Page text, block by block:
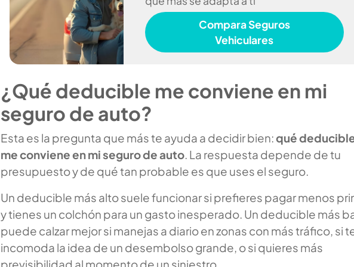
Compara Seguros
Vehiculares
¿Qué deducible me conviene en mi
seguro de auto?
Esta es la pregunta que más te ayuda a decidir bien:qué
me conviene en mi seguro de auto. La respuesta depende de tu
presupuesto y de qué tan probable es que uses el seguro.
Un deducible más alto suele funcionar si prefieres pagar menos
y tienes un colchón para un gasto inesperado. Un deducible más
puede calzar mejor si manejas a diario en zonas con más tráfico, si
incomoda la idea de un desembolso grande, o si quieres más